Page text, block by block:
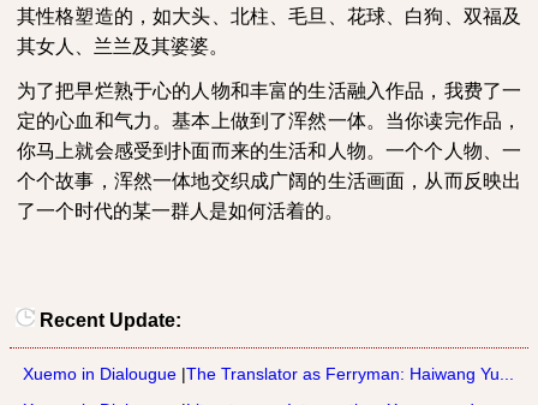
其性格塑造的，如大头、北柱、毛旦、花球、白狗、双福及
其女人、兰兰及其婆婆。
为了把早烂熟于心的人物和丰富的生活融入作品，我费了一
定的心血和气力。基本上做到了浑然一体。当你读完作品，
你马上就会感受到扑面而来的生活和人物。一个个人物、一
个个故事，浑然一体地交织成广阔的生活画面，从而反映出
了一个时代的某一群人是如何活着的。
Recent Update:
Xuemo in Dialougue |The Translator as Ferryman: Haiwang Yu...